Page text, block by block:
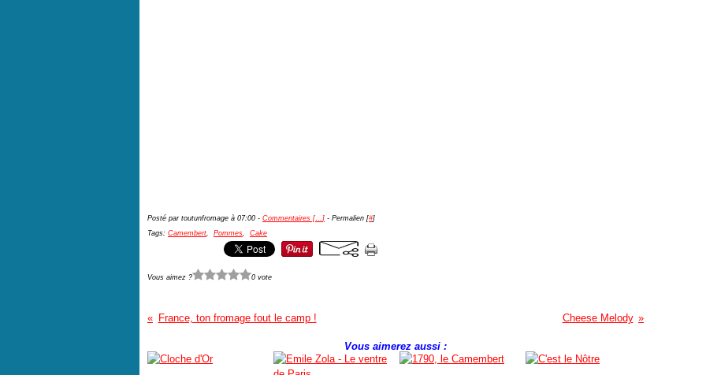
Posté par toutunfromage à 07:00 - Commentaires […] - Permalien [#]
Tags: Camembert, Pommes, Cake
Vous aimez ? 0 vote
France, ton fromage fout le camp ! Cheese Melody
Vous aimerez aussi :